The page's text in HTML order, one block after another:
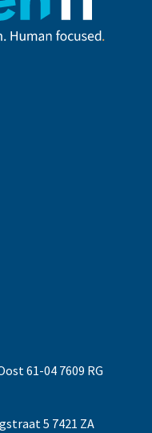
61-04 7609 RG
5 7421 ZA